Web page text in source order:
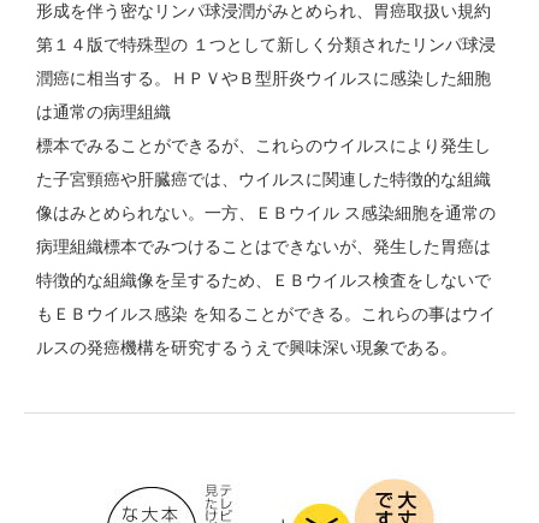
形成を伴う密なリンパ球浸潤がみとめられ、胃癌取扱い規約
第１４版で特殊型の １つとして新しく分類されたリンパ球浸
潤癌に相当する。ＨＰＶやＢ型肝炎ウイルスに感染した細胞
は通常の病理組織
標本でみることができるが、これらのウイルスにより発生し
た子宮頸癌や肝臓癌では、ウイルスに関連した特徴的な組織
像はみとめられない。一方、ＥＢウイル ス感染細胞を通常の
病理組織標本でみつけることはできないが、発生した胃癌は
特徴的な組織像を呈するため、ＥＢウイルス検査をしないで
もＥＢウイルス感染 を知ることができる。これらの事はウイ
ルスの発癌機構を研究するうえで興味深い現象である。